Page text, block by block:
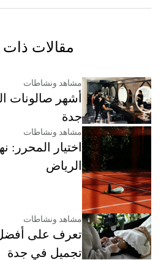
مقالات
مشاهد ونشاطات
أشهر صالونات
جدة
مشاهد ونشاطات
اختيار
الرياض
مشاهد ونشاطات
تعرف على
تجميل في جدة